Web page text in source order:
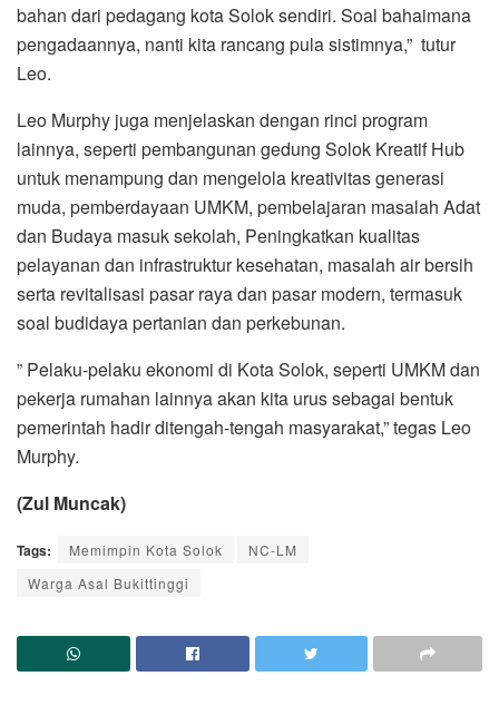
bahan dari pedagang kota Solok sendiri. Soal bahaimana
pengadaannya, nanti kita rancang pula sistimnya,” tutur
Leo.
Leo Murphy juga menjelaskan dengan rinci program
lainnya, seperti pembangunan gedung Solok Kreatif Hub
untuk menampung dan mengelola kreativitas generasi
muda, pemberdayaan UMKM, pembelajaran masalah Adat
dan Budaya masuk sekolah, Peningkatkan kualitas
pelayanan dan infrastruktur kesehatan, masalah air bersih
serta revitalisasi pasar raya dan pasar modern, termasuk
soal budidaya pertanian dan perkebunan.
” Pelaku-pelaku ekonomi di Kota Solok, seperti UMKM dan
pekerja rumahan lainnya akan kita urus sebagai bentuk
pemerintah hadir ditengah-tengah masyarakat,” tegas Leo
Murphy.
(Zul Muncak)
Tags: Memimpin Kota Solok
NC-LM
Warga Asal Bukittinggi